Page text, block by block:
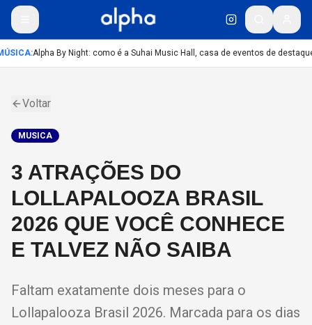
:Alpha By Night: como é a Suhai Music Hall, casa de eventos de
Voltar
MUSICA
3 ATRAÇÕES DO
LOLLAPALOOZA BRASIL
2026 QUE VOCÊ CONHECE
E TALVEZ NÃO SAIBA
Faltam exatamente dois meses para o
Lollapalooza Brasil 2026. Marcada para os dias